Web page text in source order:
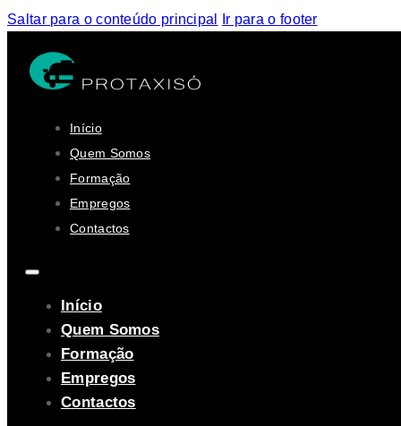
Saltar para o conteúdo principal Ir para o footer
Início
Quem Somos
Formação
Empregos
Contactos
Início
Quem Somos
Formação
Empregos
Contactos